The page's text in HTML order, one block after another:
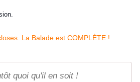
quoi qu'il en soit !